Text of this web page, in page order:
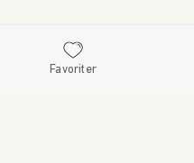
Favoriter